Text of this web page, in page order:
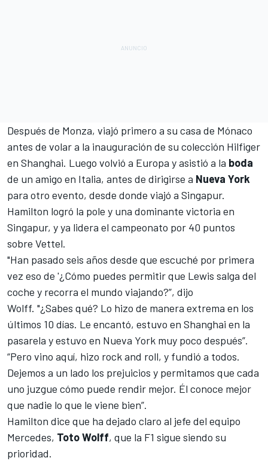
Después de Monza, viajó primero a su casa de Mónaco
antes de volar a la inauguración de su colección Hilfiger
en Shanghai. Luego volvió a Europa y asistió a la boda
de un amigo en Italia, antes de dirigirse a Nueva York
para otro evento, desde donde viajó a Singapur.
Hamilton logró la pole y una dominante victoria en
Singapur, y ya lidera el campeonato por 40 puntos
sobre Vettel.
"Han pasado seis años desde que escuché por primera
vez eso de '¿Cómo puedes permitir que Lewis salga del
coche y recorra el mundo viajando?”, dijo
Wolff. "¿Sabes qué? Lo hizo de manera extrema en los
últimos 10 días. Le encantó, estuvo en Shanghai en la
pasarela y estuvo en Nueva York muy poco después”.
“Pero vino aquí, hizo rock and roll, y fundió a todos.
Dejemos a un lado los prejuicios y permitamos que cada
uno juzgue cómo puede rendir mejor. Él conoce mejor
que nadie lo que le viene bien”.
Hamilton dice que ha dejado claro al jefe del equipo
Mercedes, Toto Wolff, que la F1 sigue siendo su
prioridad.